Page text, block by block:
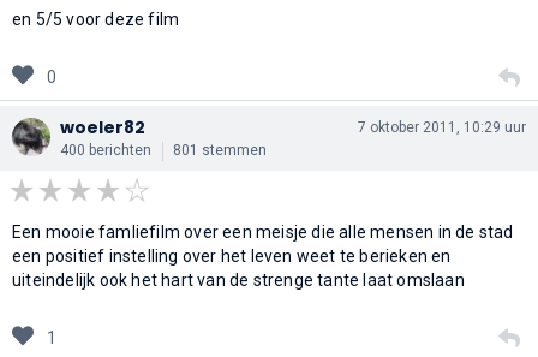
en 5/5 voor deze film
0
woeler82
400 berichten 801 stemmen
7 oktober 2011, 10:29 uur
Een mooie famliefilm over een meisje die alle mensen in de stad
een positief instelling over het leven weet te berieken en
uiteindelijk ook het hart van de strenge tante laat omslaan
1